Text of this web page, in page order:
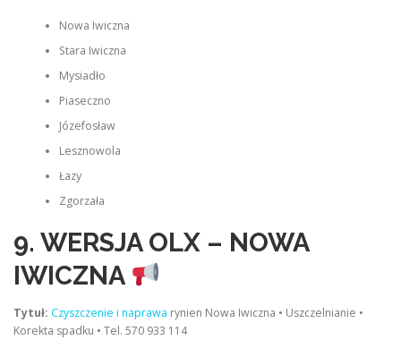
Nowa Iwiczna
Stara Iwiczna
Mysiadło
Piaseczno
Józefosław
Lesznowola
Łazy
Zgorzała
9. WERSJA OLX – NOWA
IWICZNA
Tytuł: Czyszczenie i naprawa rynien Nowa Iwiczna • Uszczelnianie •
Korekta spadku • Tel. 570 933 114